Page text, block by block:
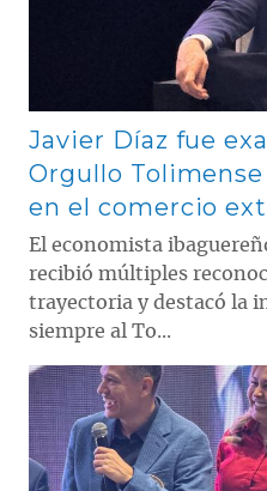
Javier Díaz fue
Orgullo
en el comercio
El economista
recibió múltiples
trayectoria y destacó la
siempre al To...
Contenido multimedia principal